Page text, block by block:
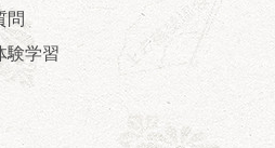
三実「ミュージック野菜ステーシ
問
験学習